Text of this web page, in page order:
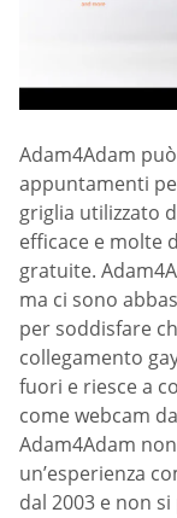
Adam4Adam
appuntamenti
griglia utilizzato
efficace e molte
gratuite.
ma ci sono
per soddisfare
collegamento
fuori e riesce a
come webcam
Adam4Adam
un’esperienza
dal 2003 e non